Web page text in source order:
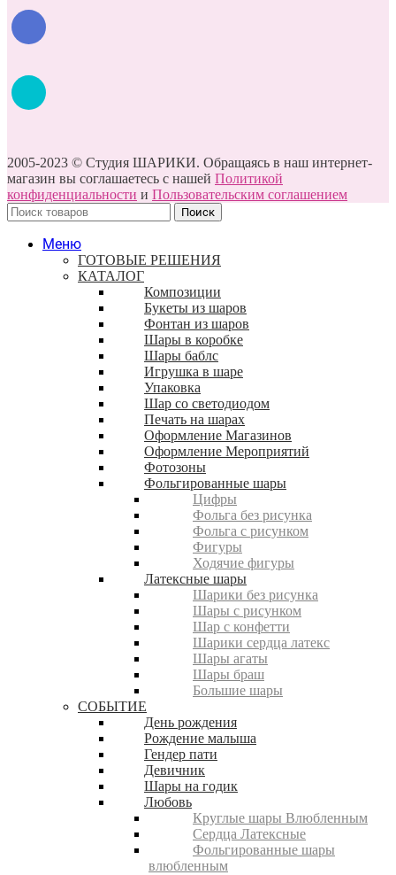
2005-2023 © Студия ШАРИКИ. Обращаясь в наш интернет-
магазин вы соглашаетесь с нашей Политикой
конфиденциальности и Пользовательским соглашением
Поиск
Меню
ГОТОВЫЕ РЕШЕНИЯ
КАТАЛОГ
Композиции
Букеты из шаров
Фонтан из шаров
Шары в коробке
Шары баблс
Игрушка в шаре
Упаковка
Шар со светодиодом
Печать на шарах
Оформление Магазинов
Оформление Мероприятий
Фотозоны
Фольгированные шары
Цифры
Фольга без рисунка
Фольга с рисунком
Фигуры
Ходячие фигуры
Латексные шары
Шарики без рисунка
Шары с рисунком
Шар с конфетти
Шарики сердца латекс
Шары агаты
Шары браш
Большие шары
СОБЫТИЕ
День рождения
Рождение малыша
Гендер пати
Девичник
Шары на годик
Любовь
Круглые шары Влюбленным
Сердца Латексные
Фольгированные шары
влюбленным